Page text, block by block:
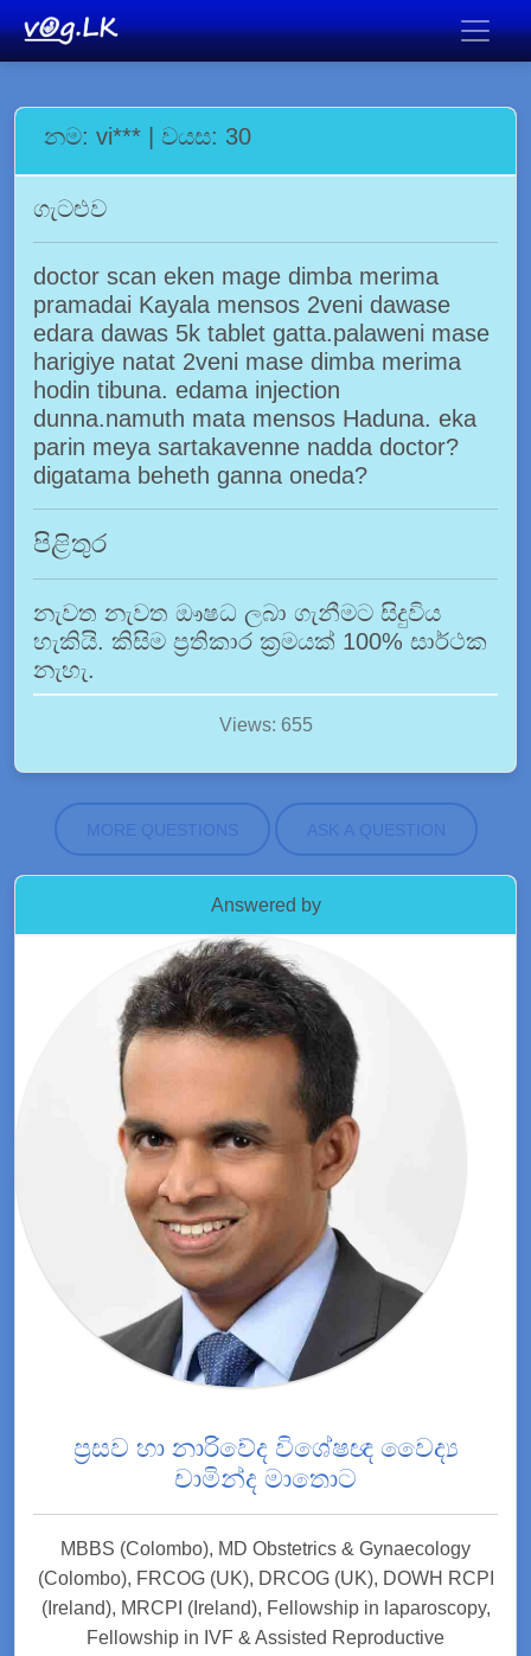
නම: vi*** | වයස: 30
ගැටළුව
doctor scan eken mage dimba merima
pramadai Kayala mensos 2veni dawase
edara dawas 5k tablet gatta.palaweni mase
harigiye natat 2veni mase dimba merima
hodin tibuna. edama injection
dunna.namuth mata mensos Haduna. eka
parin meya sartakavenne nadda doctor?
digatama beheth ganna oneda?
පිළිතුර
නැවත නැවත ඖෂධ ලබා ගැනීමට සිදුවිය
හැකියි. කිසිම ප්‍රතිකාර ක්‍රමයක් 100% සාර්ථක
නැහැ.
Views: 655
MORE QUESTIONS ASK A QUESTION
Answered by
ප්‍රසව හා නාරිවේද විශේෂඥ වෛද්‍ය
චාමින්ද මාතොට
MBBS (Colombo), MD Obstetrics & Gynaecology
(Colombo), FRCOG (UK), DRCOG (UK), DOWH RCPI
(Ireland), MRCPI (Ireland), Fellowship in laparoscopy,
Fellowship in IVF & Assisted Reproductive